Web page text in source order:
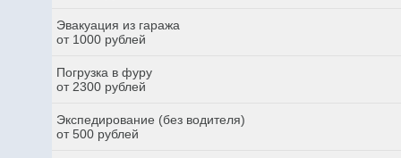
Эвакуация из гаража
от 1000 рублей
Погрузка в фуру
от 2300 рублей
Экспедирование (без водителя)
от 500 рублей